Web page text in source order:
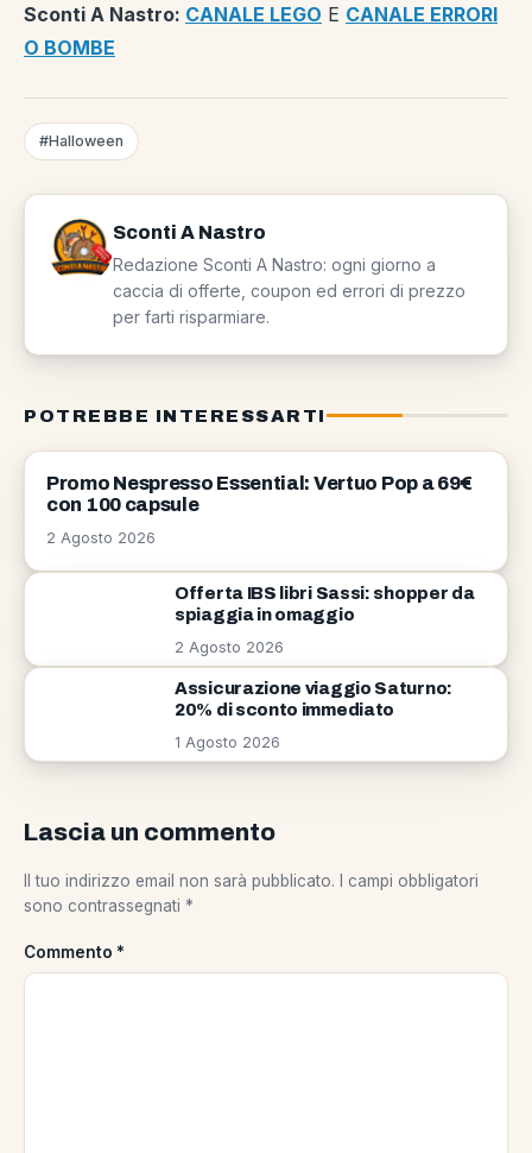
Sconti A Nastro: CANALE LEGO E CANALE ERRORI
O BOMBE
#Halloween
Sconti A Nastro
Redazione Sconti A Nastro: ogni giorno a
caccia di offerte, coupon ed errori di prezzo
per farti risparmiare.
POTREBBE INTERESSARTI
OFFERTE
Promo Nespresso Essential: Vertuo Pop a 69€
con 100 capsule
2 Agosto 2026
Offerta IBS libri Sassi: shopper da
spiaggia in omaggio
2 Agosto 2026
Assicurazione viaggio Saturno:
20% di sconto immediato
1 Agosto 2026
Lascia un commento
Il tuo indirizzo email non sarà pubblicato.
I campi obbligatori
sono contrassegnati *
Commento *